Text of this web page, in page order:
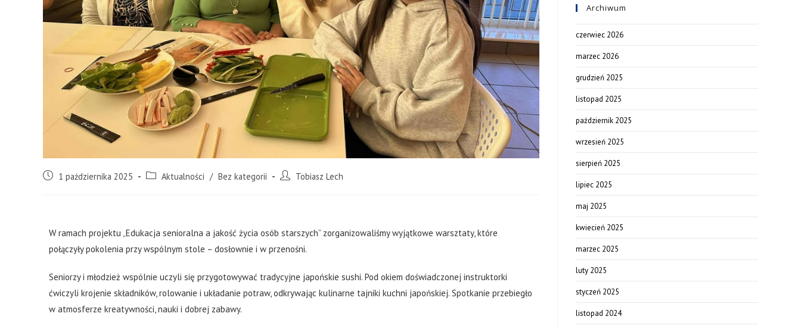
1 października 2025 Aktualności / Bez kategorii Tobiasz Lech
W ramach projektu „Edukacja senioralna a jakość życia osób starszych” zorganizowaliśmy wyjątkowe warsztaty, które
połączyły pokolenia przy wspólnym stole – dosłownie i w przenośni.
Seniorzy i młodzież wspólnie uczyli się przygotowywać tradycyjne japońskie sushi. Pod okiem doświadczonej instruktorki
ćwiczyli krojenie składników, rolowanie i układanie potraw, odkrywając kulinarne tajniki kuchni japońskiej. Spotkanie przebiegło
w atmosferze kreatywności, nauki i dobrej zabawy.
Archiwum
czerwiec 2026
marzec 2026
grudzień 2025
listopad 2025
październik 2025
wrzesień 2025
sierpień 2025
lipiec 2025
maj 2025
kwiecień 2025
marzec 2025
luty 2025
styczeń 2025
listopad 2024